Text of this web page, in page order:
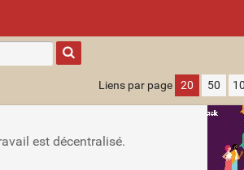
Type 1 or
more
characters
results.
Liens par page 20 50
est décentralisé.